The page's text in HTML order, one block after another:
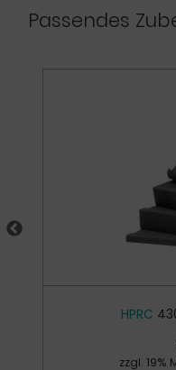
Passendes
HPRC
zzgl. 19%